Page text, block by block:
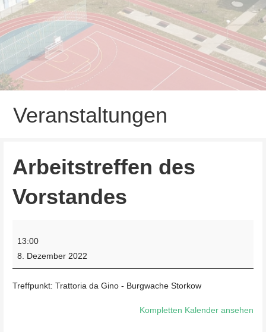
Veranstaltungen
Arbeitstreffen des
Vorstandes
des
Vorstandes
13:00
8. Dezember 2022
Treffpunkt: Trattoria da Gino - Burgwache Storkow
Kompletten Kalender ansehen